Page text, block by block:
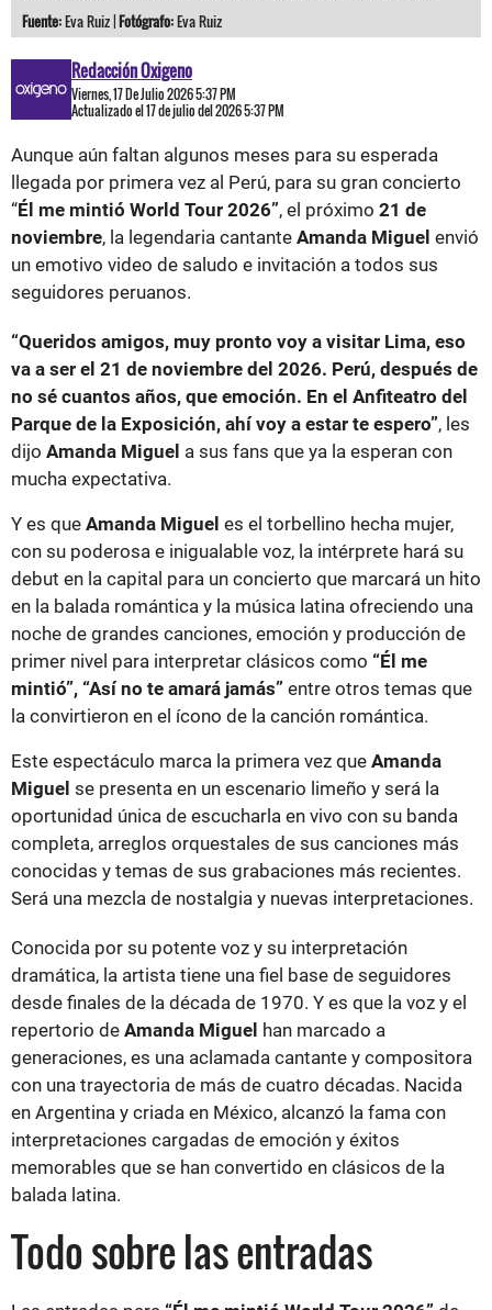
Fuente:Eva Ruiz |Fotógrafo:Eva Ruiz
Redacción Oxigeno
Viernes, 17 De Julio 2026 5:37 PM
Actualizado el 17 de julio del 2026 5:37 PM
Aunque aún faltan algunos meses para su esperada
llegada por primera vez al Perú, para su gran concierto
“Él me mintió World Tour 2026”, el próximo 21 de
noviembre, la legendaria cantante Amanda Miguel envió
un emotivo video de saludo e invitación a todos sus
seguidores peruanos.
“Queridos amigos, muy pronto voy a visitar Lima, eso
va a ser el 21 de noviembre del 2026. Perú, después de
no sé cuantos años, que emoción. En el Anfiteatro del
Parque de la Exposición, ahí voy a estar te espero”, les
dijo Amanda Miguel a sus fans que ya la esperan con
mucha expectativa.
Y es que Amanda Miguel es el torbellino hecha mujer,
con su poderosa e inigualable voz, la intérprete hará su
debut en la capital para un concierto que marcará un hito
en la balada romántica y la música latina ofreciendo una
noche de grandes canciones, emoción y producción de
primer nivel para interpretar clásicos como “Él me
mintió”, “Así no te amará jamás” entre otros temas que
la convirtieron en el ícono de la canción romántica.
Este espectáculo marca la primera vez que Amanda
Miguel se presenta en un escenario limeño y será la
oportunidad única de escucharla en vivo con su banda
completa, arreglos orquestales de sus canciones más
conocidas y temas de sus grabaciones más recientes.
Será una mezcla de nostalgia y nuevas interpretaciones.
Conocida por su potente voz y su interpretación
dramática, la artista tiene una fiel base de seguidores
desde finales de la década de 1970. Y es que la voz y el
repertorio de Amanda Miguel han marcado a
generaciones, es una aclamada cantante y compositora
con una trayectoria de más de cuatro décadas. Nacida
en Argentina y criada en México, alcanzó la fama con
interpretaciones cargadas de emoción y éxitos
memorables que se han convertido en clásicos de la
balada latina.
Todo sobre las entradas